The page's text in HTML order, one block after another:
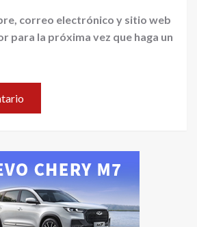
correo electrónico y sitio web
para la próxima vez que haga un